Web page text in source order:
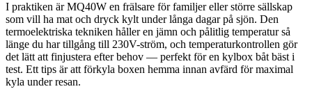
I praktiken är MQ40W en frälsare för familjer eller större sällskap
som vill ha mat och dryck kylt under långa dagar på sjön. Den
termoelektriska tekniken håller en jämn och pålitlig temperatur så
länge du har tillgång till 230V-ström, och temperaturkontrollen gör
det lätt att finjustera efter behov — perfekt för en kylbox båt bäst i
test. Ett tips är att förkyla boxen hemma innan avfärd för maximal
kyla under resan.